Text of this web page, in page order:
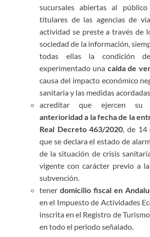
sucursales abiertas al
titulares de las agencias de
actividad se preste a través de
sociedad de la información,
todas ellas la condición
experimentado una caída de
causa del impacto económico
sanitaria y las medidas
acreditar que ejercen su
anterioridad a la fecha de la
Real Decreto 463/2020 , de
que se declara el estado de
de la situación de crisis
vigente con carácter previo a
subvención.
tener domicilio fiscal en
en el Impuesto de Actividades
inscrita en el Registro de
en todo el periodo señalado.